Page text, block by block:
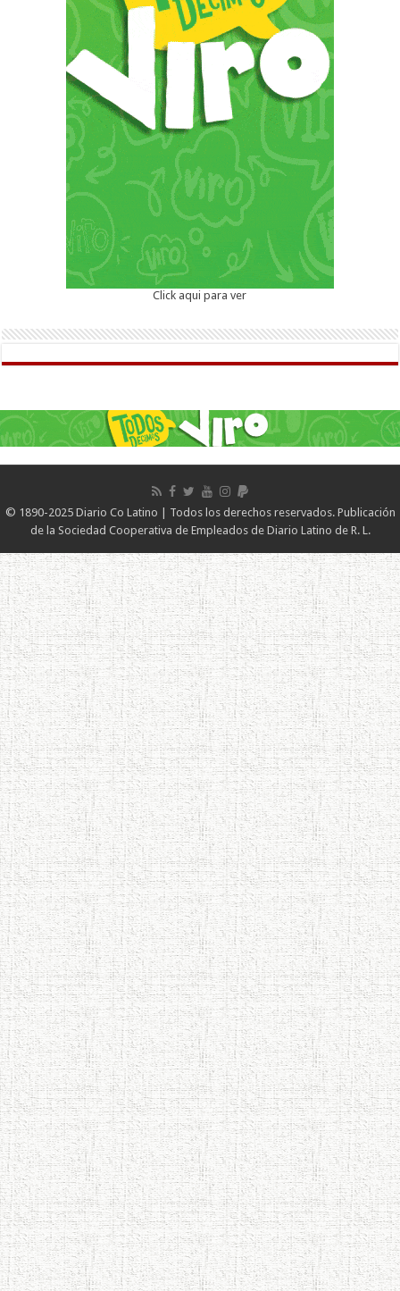
Click aqui para ver
© 1890-2025 Diario Co Latino | Todos los derechos reservados. Publicación
de la Sociedad Cooperativa de Empleados de Diario Latino de R. L.